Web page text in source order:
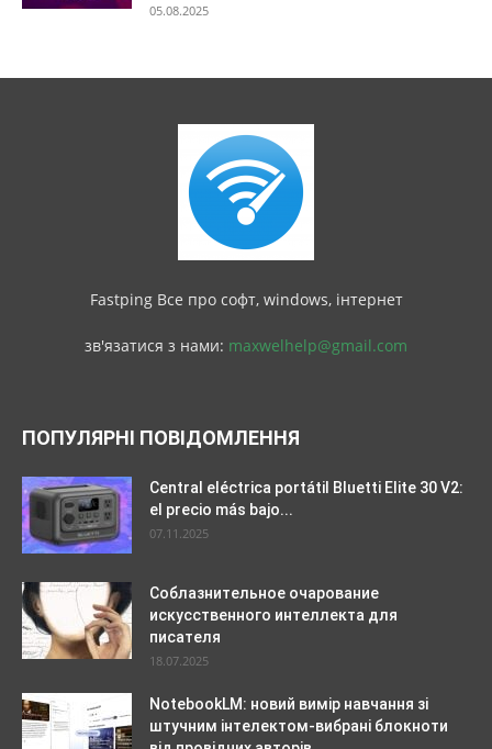
05.08.2025
Fastping Все про софт, windows, інтернет
зв'язатися з нами: maxwelhelp@gmail.com
ПОПУЛЯРНІ ПОВІДОМЛЕННЯ
Central eléctrica portátil Bluetti Elite 30 V2:
el precio más bajo...
07.11.2025
Соблазнительное очарование
искусственного интеллекта для
писателя
18.07.2025
NotebookLM: новий вимір навчання зі
штучним інтелектом-вибрані блокноти